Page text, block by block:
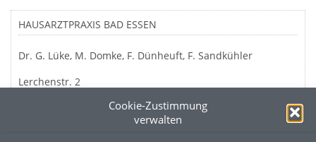
Cookie-Zustimmung
verwalten
HAUSARZTPRAXIS BAD ESSEN
Dr. G. Lüke, M. Domke, F. Dünheuft, F. Sandkühler
Lerchenstr. 2